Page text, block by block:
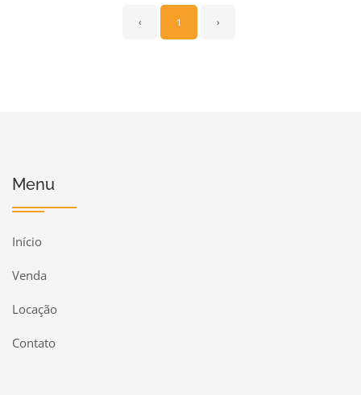
‹ 1 ›
Menu
Início
Venda
Locação
Contato